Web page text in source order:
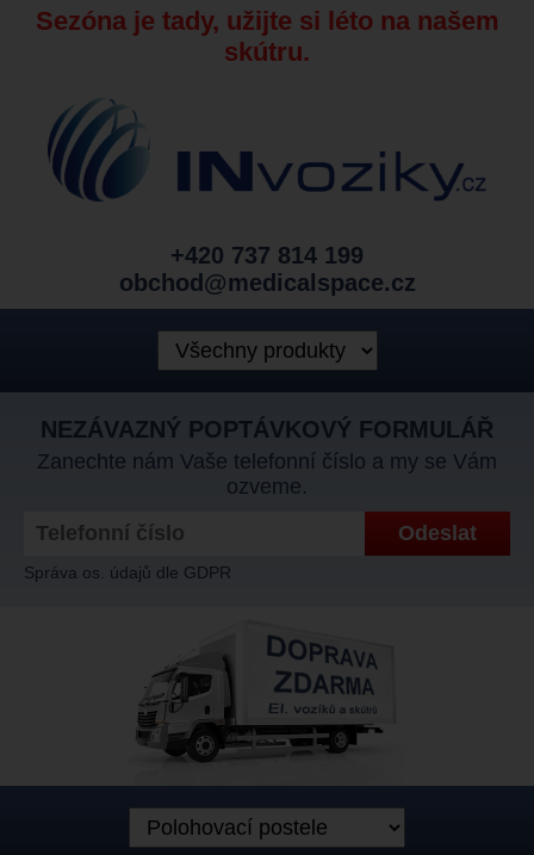
Sezóna je tady, užijte si léto na našem
skútru.
+420 737 814 199
obchod@medicalspace.cz
NEZÁVAZNÝ POPTÁVKOVÝ FORMULÁŘ
Zanechte nám Vaše telefonní číslo a my se Vám
ozveme.
Správa os. údajů dle GDPR